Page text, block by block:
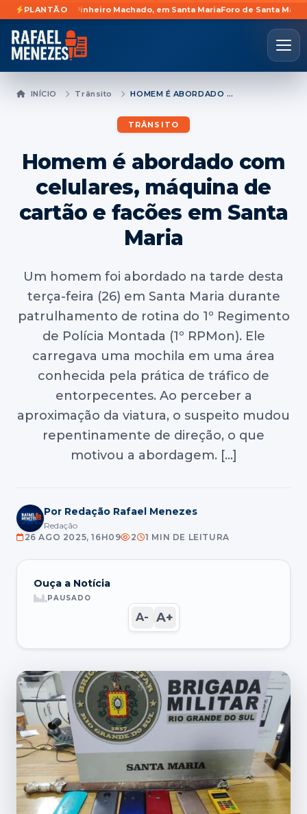
PLANTÃO
bairro Pinheiro Machado, em Santa MariaForo de Santa Maria terá
INÍCIO Trânsito HOMEM É ABORDADO COM CELULARES, MÁQUINA DE CARTÃO E FACÕES EM SANTA MARIA
TRÂNSITO
Homem é abordado com
celulares, máquina de
cartão e facões em Santa
Maria
Um homem foi abordado na tarde desta
terça-feira (26) em Santa Maria durante
patrulhamento de rotina do 1º Regimento
de Polícia Montada (1º RPMon). Ele
carregava uma mochila em uma área
conhecida pela prática de tráfico de
entorpecentes. Ao perceber a
aproximação da viatura, o suspeito mudou
repentinamente de direção, o que
motivou a abordagem. […]
Por Redação Rafael Menezes
Redação
26 AGO 2025, 16H09
2 1 MIN DE LEITURA
Ouça a Notícia
PAUSADO
A- A+